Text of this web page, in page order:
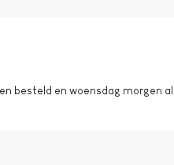
besteld en woensdag morgen al